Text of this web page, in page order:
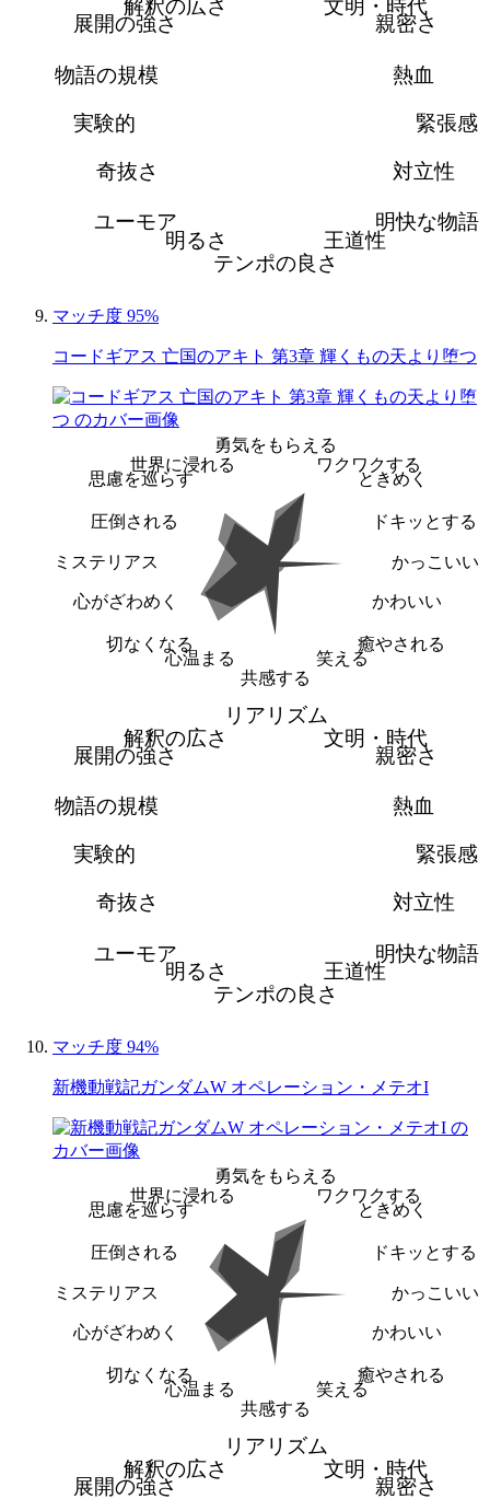
文明・時代
親密さ
熱血
緊張感
対立性
明快な物語
王道性
テンポの良さ
明るさ
ユーモア
奇抜さ
実験的
物語の規模
展開の強さ
解釈の広さ
マッチ度 95%
コードギアス 亡国のアキト 第3章 輝くもの天より堕つ
勇気をもらえる
ワクワクする
ときめく
ドキッとする
かっこいい
かわいい
癒やされる
笑える
共感する
心温まる
切なくなる
心がざわめく
ミステリアス
圧倒される
思慮を巡らす
世界に浸れる
リアリズム
文明・時代
親密さ
熱血
緊張感
対立性
明快な物語
王道性
テンポの良さ
明るさ
ユーモア
奇抜さ
実験的
物語の規模
展開の強さ
解釈の広さ
マッチ度 94%
新機動戦記ガンダムW オペレーション・メテオI
勇気をもらえる
ワクワクする
ときめく
ドキッとする
かっこいい
かわいい
癒やされる
笑える
共感する
心温まる
切なくなる
心がざわめく
ミステリアス
圧倒される
思慮を巡らす
世界に浸れる
リアリズム
文明・時代
親密さ
展開の強さ
解釈の広さ